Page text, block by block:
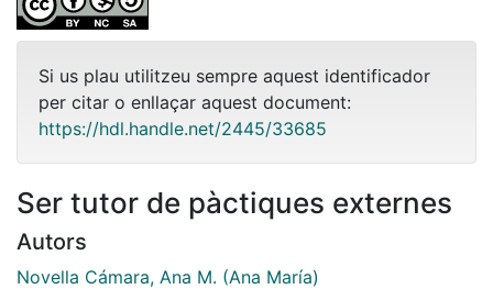
Si us plau utilitzeu sempre aquest identificador
per citar o enllaçar aquest document:
https://hdl.handle.net/2445/33685
Ser tutor de pàctiques externes
Autors
Novella Cámara, Ana M. (Ana María)